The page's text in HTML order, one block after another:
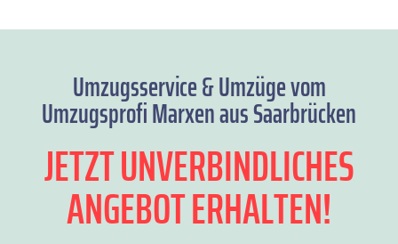
Umzugsservice & Umzüge vom
Umzugsprofi Marxen aus Saarbrücken
JETZT UNVERBINDLICHES
ANGEBOT ERHALTEN!